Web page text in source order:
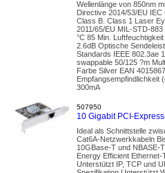
Wellenlänge von 850nm
Directive 2014/53/EU
Class B. Class 1 Laser
2011/65/EU MIL-STD-
°C 85 Min.
2.6dB Optische
Standards IEEE 802.3ae
swappable 50/125 ?m
Farbe Silver EAN
Empfangsempfindlichkeit
300mA
507950
10 Gigabit PCI-
Ideal als Schnittstelle
Cat6A-Netzwerkkabeln
10GBase-T und NBASE-
Energy Efficient
Unterstützt IP, TCP und